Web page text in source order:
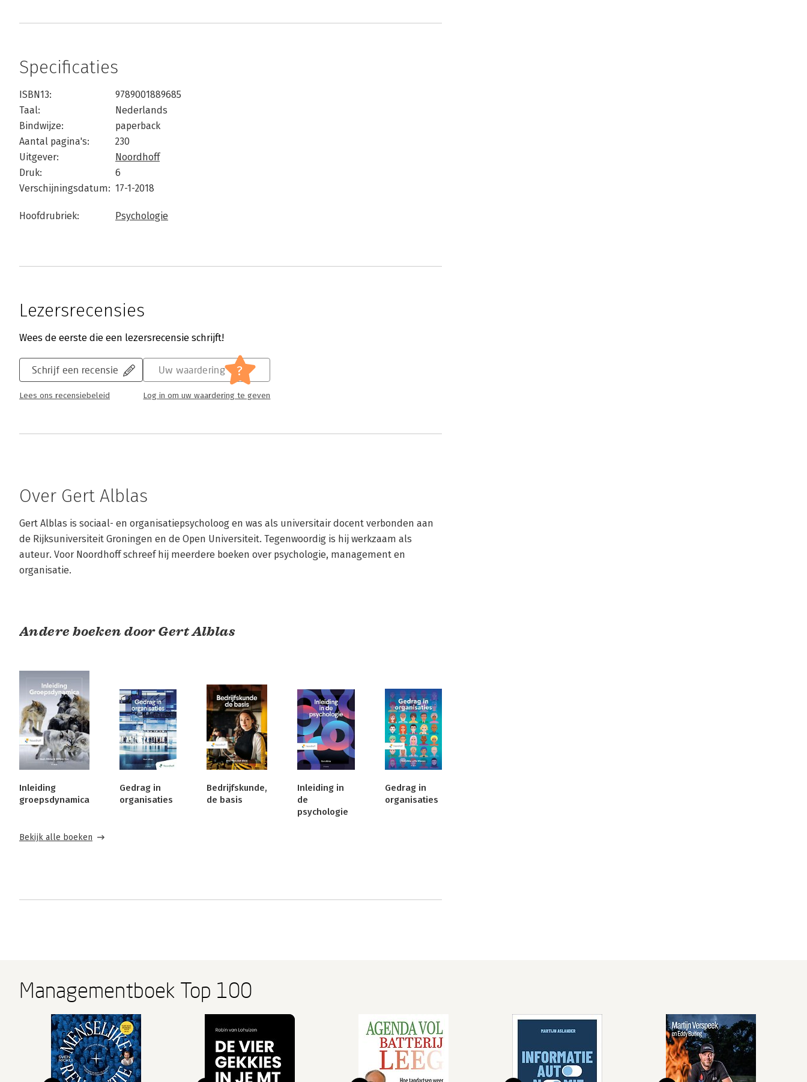
Specificaties
ISBN13:
9789001889685
Taal:
Nederlands
Bindwijze:
paperback
Aantal pagina's:
230
Uitgever:
Noordhoff
Druk:
6
Verschijningsdatum: 17-1-2018
Hoofdrubriek: Psychologie
Lezersrecensies
Wees de eerste die een lezersrecensie schrijft!
Schrijf een recensie
Lees ons recensiebeleid
Uw waardering ?
Log in om uw waardering te geven
Over Gert Alblas
Gert Alblas is sociaal- en organisatiepsycholoog en was als universitair docent verbonden aan
de Rijksuniversiteit Groningen en de Open Universiteit. Tegenwoordig is hij werkzaam als
auteur. Voor Noordhoff schreef hij meerdere boeken over psychologie, management en
organisatie.
Andere boeken door Gert Alblas
Inleiding
groepsdynamica
Gedrag in
organisaties
Bedrijfskunde,
de basis
Inleiding in
de
psychologie
Gedrag in
organisaties
Bekijk alle boeken
Managementboek Top 100